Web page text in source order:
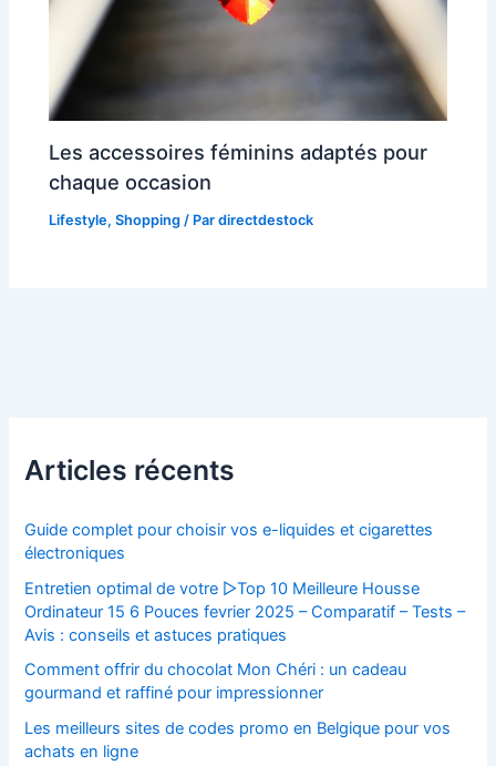
Les accessoires féminins adaptés pour
chaque occasion
Lifestyle,Shopping / Pardirectdestock
Articles récents
Guide complet pour choisir vos e-liquides et cigarettes
électroniques
Entretien optimal de votre ▷Top 10 Meilleure Housse
Ordinateur 15 6 Pouces fevrier 2025 – Comparatif – Tests –
Avis : conseils et astuces pratiques
Comment offrir du chocolat Mon Chéri : un cadeau
gourmand et raffiné pour impressionner
Les meilleurs sites de codes promo en Belgique pour vos
achats en ligne